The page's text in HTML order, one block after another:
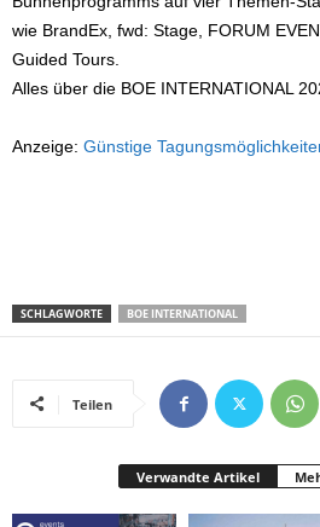
wie BrandEx, fwd: Stage, FORUM
Guided Tours.
Alles über die BOE INTERNATIONAL
Anzeige: Günstige
SCHLAGWORTE BOE INTERNATIONAL
Teilen
Verwandte Artikel